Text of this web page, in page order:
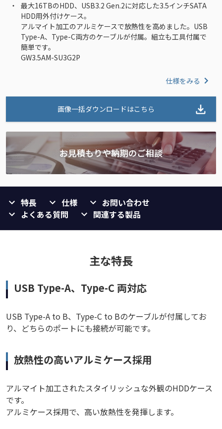
最大16TBのHDD、USB3.2 Gen.2に対応した3.5インチSATA
HDD用外付けケース。
アルマイト加工のアルミケースで放熱性を高めました。USB
Type-A、Type-C両方のケーブルが付属。組立も工具付属で
簡単です。
GW3.5AM-SU3G2P
仕様をみる
画像一括ダウンロードはこちら
特長 仕様
お問い合わせ
よくある質問
関連する製品
主な特長
USB Type-A、Type-C 両対応
USB Type-A to B、Type-C to Bのケーブルが付属してお
り、どちらのポートにも接続が可能です。
放熱性の高いアルミケース採用
アルマイト加工されたスタイリッシュな外観のHDDケース
です。
アルミケース採用で、高い放熱性を発揮します。